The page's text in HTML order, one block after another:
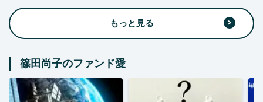
もっと見る
篠田尚子のファンド愛